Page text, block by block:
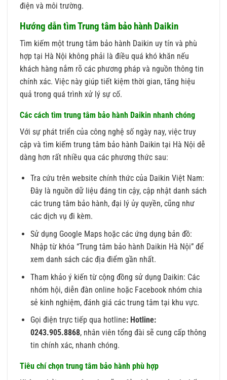
điện và môi trường.
Hướng dẫn tìm Trung tâm bảo hành Daikin
Tìm kiếm một trung tâm bảo hành Daikin uy tín và phù
hợp tại Hà Nội không phải là điều quá khó khăn nếu
khách hàng nắm rõ các phương pháp và nguồn thông tin
chính xác. Việc này giúp tiết kiệm thời gian, tăng hiệu
quả trong quá trình xử lý sự cố.
Các cách tìm trung tâm bảo hành Daikin nhanh chóng
Với sự phát triển của công nghệ số ngày nay, việc truy
cập và tìm kiếm trung tâm bảo hành Daikin tại Hà Nội dễ
dàng hơn rất nhiều qua các phương thức sau:
Tra cứu trên website chính thức của Daikin Việt Nam:
Đây là nguồn dữ liệu đáng tin cậy, cập nhật danh sách
các trung tâm bảo hành, đại lý ủy quyền, cũng như
các dịch vụ đi kèm.
Sử dụng Google Maps hoặc các ứng dụng bản đồ:
Nhập từ khóa “Trung tâm bảo hành Daikin Hà Nội” để
xem danh sách các địa điểm gần nhất.
Tham khảo ý kiến từ cộng đồng sử dụng Daikin: Các
nhóm hội, diễn đàn online hoặc Facebook nhóm chia
sẻ kinh nghiệm, đánh giá các trung tâm tại khu vực.
Gọi điện trực tiếp qua hotline: Hotline:
0243.905.8868, nhân viên tổng đài sẽ cung cấp thông
tin chính xác, nhanh chóng.
Tiêu chí chọn trung tâm bảo hành phù hợp